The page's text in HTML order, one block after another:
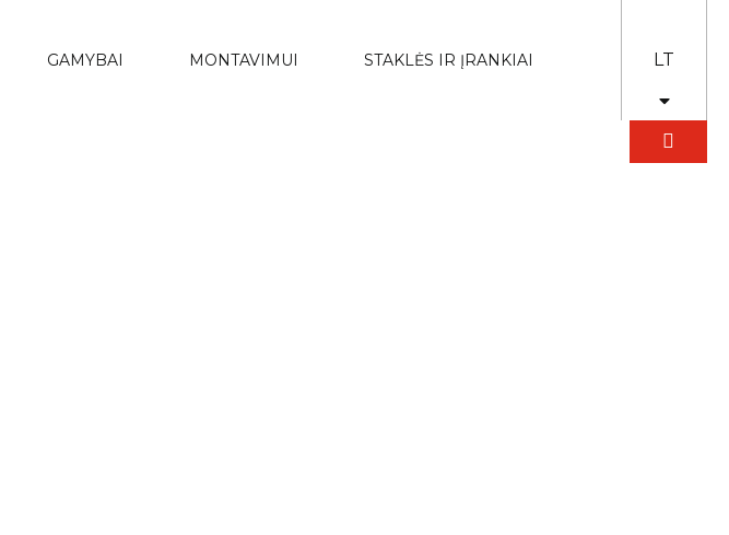
GAMYBAI MONTAVIMUI STAKLĖS IR ĮRANKIAI LT